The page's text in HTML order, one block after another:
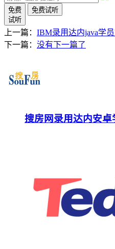
免费
试听
免费试听
上一篇： IBM录用达内java学员
下一篇： 没有下一篇了
搜房网录用达内安卓